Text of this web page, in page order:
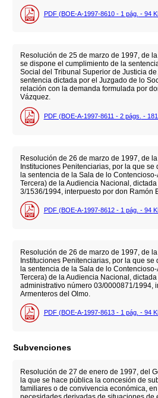
PDF (BOE-A-1997-8610 - 1 pág. - 94
Resolución de 25 de marzo de 1997, de
se dispone el cumplimiento de la
Social del Tribunal Superior de Justicia
sentencia dictada por el Juzgado de lo
relación con la demanda formulada por
Vázquez.
PDF (BOE-A-1997-8611 - 2 págs. - 181
Resolución de 26 de marzo de 1997, de
Instituciones Penitenciarias, por la que
la sentencia de la Sala de lo
Tercera) de la Audiencia Nacional,
3/1536/1994, interpuesto por don Ramón
PDF (BOE-A-1997-8612 - 1 pág. - 94
Resolución de 26 de marzo de 1997, de
Instituciones Penitenciarias, por la que
la sentencia de la Sala de lo
Tercera) de la Audiencia Nacional,
administrativo número 03/0000871/1994,
Armenteros del Olmo.
PDF (BOE-A-1997-8613 - 1 pág. - 94
Subvenciones
Resolución de 27 de enero de 1997, del
la que se hace pública la concesión de
familiares o de convivencia económica,